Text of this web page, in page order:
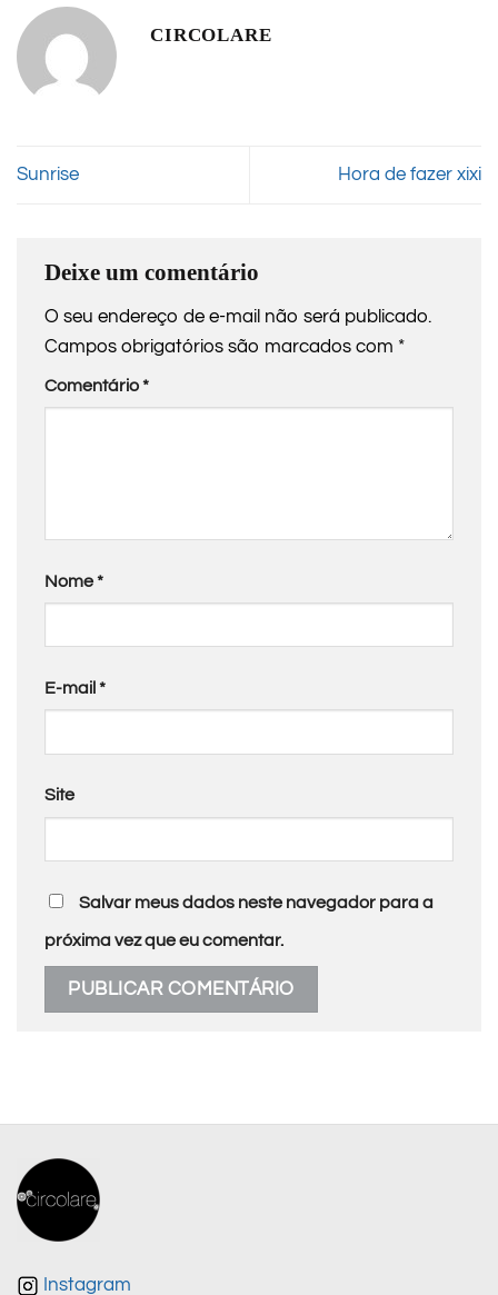
CIRCOLARE
Sunrise Hora de fazer xixi
Deixe um comentário
O seu endereço de e-mail não será publicado.
Campos obrigatórios são marcados com *
Comentário*
Nome*
E-mail *
Site
Salvar meus dados neste navegador para a
próxima vez que eu comentar.
Instagram